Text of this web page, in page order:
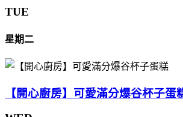
TUE
星期二
【開心廚房】可愛滿分爆谷杯子蛋